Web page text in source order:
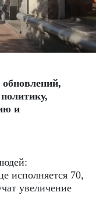
и
исполняется 70,
увеличение